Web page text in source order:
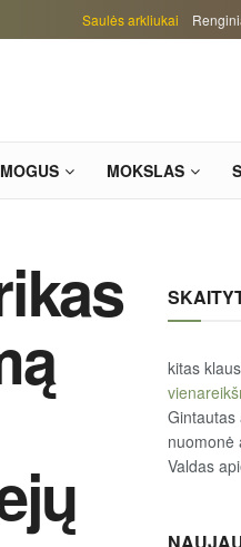
Saulės arkliukai
MOKSLAS
kitas
Gintautas
nuomonė
Valdas